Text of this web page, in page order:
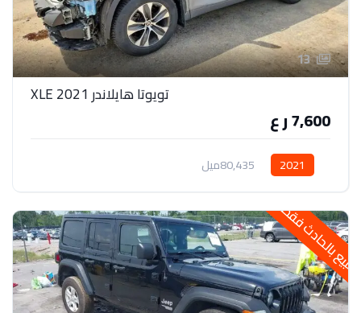
13
تويوتا هايلاندر 2021 XLE
7,600 ر ع
2021 80,435ميل
بالحادث فقط